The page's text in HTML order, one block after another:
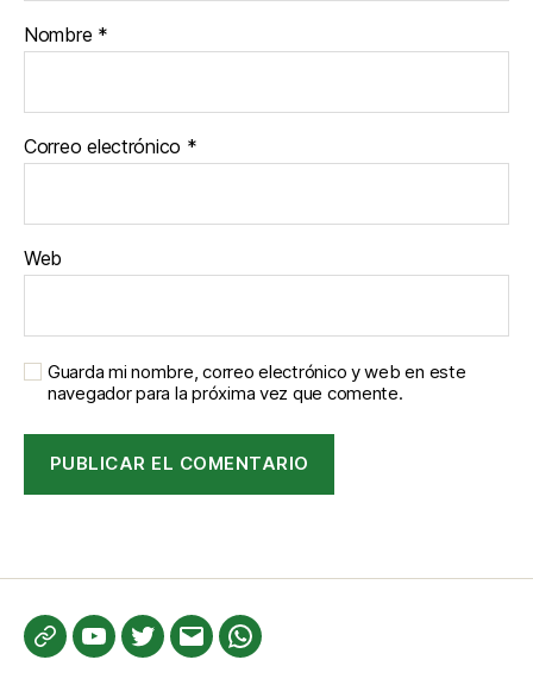
Nombre *
Correo electrónico *
Web
Guarda mi nombre, correo electrónico y web en este
navegador para la próxima vez que comente.
Te
YouTubeTwitterCorreoWhatsApp